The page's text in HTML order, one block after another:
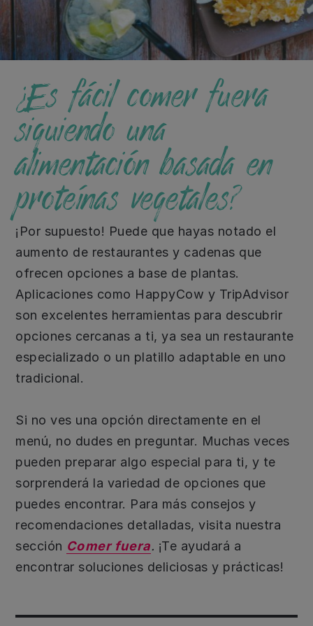
¿Es fácil comer fuera
siguiendo una
alimentación basada en
proteínas vegetales?
¡Por supuesto! Puede que hayas notado el
aumento de restaurantes y cadenas que
ofrecen opciones a base de plantas.
Aplicaciones como HappyCow y TripAdvisor
son excelentes herramientas para descubrir
opciones cercanas a ti, ya sea un restaurante
especializado o un platillo adaptable en uno
tradicional.
Si no ves una opción directamente en el
menú, no dudes en preguntar. Muchas veces
pueden preparar algo especial para ti, y te
sorprenderá la variedad de opciones que
puedes encontrar. Para más consejos y
recomendaciones detalladas, visita nuestra
sección Comer fuera. ¡Te ayudará a
encontrar soluciones deliciosas y prácticas!